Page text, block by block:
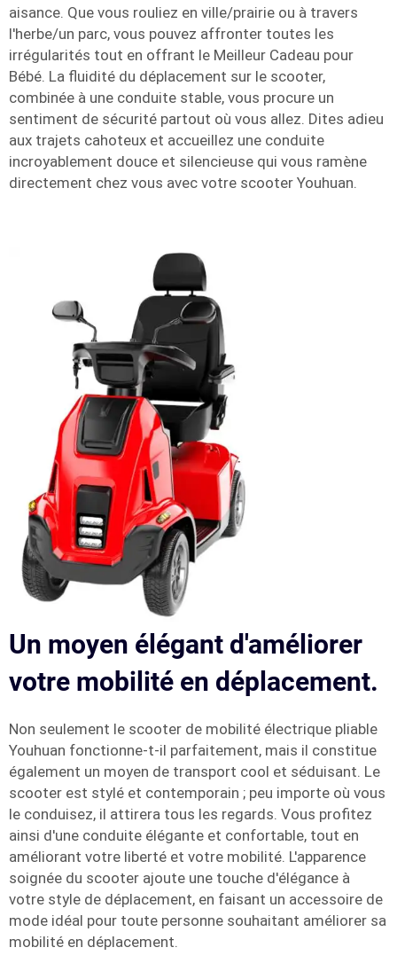
aisance. Que vous rouliez en ville/prairie ou à travers
l'herbe/un parc, vous pouvez affronter toutes les
irrégularités tout en offrant le Meilleur Cadeau pour
Bébé. La fluidité du déplacement sur le scooter,
combinée à une conduite stable, vous procure un
sentiment de sécurité partout où vous allez. Dites adieu
aux trajets cahoteux et accueillez une conduite
incroyablement douce et silencieuse qui vous ramène
directement chez vous avec votre scooter Youhuan.
Un moyen élégant d'améliorer
votre mobilité en déplacement.
Non seulement le scooter de mobilité électrique pliable
Youhuan fonctionne-t-il parfaitement, mais il constitue
également un moyen de transport cool et séduisant. Le
scooter est stylé et contemporain ; peu importe où vous
le conduisez, il attirera tous les regards. Vous profitez
ainsi d'une conduite élégante et confortable, tout en
améliorant votre liberté et votre mobilité. L'apparence
soignée du scooter ajoute une touche d'élégance à
votre style de déplacement, en faisant un accessoire de
mode idéal pour toute personne souhaitant améliorer sa
mobilité en déplacement.